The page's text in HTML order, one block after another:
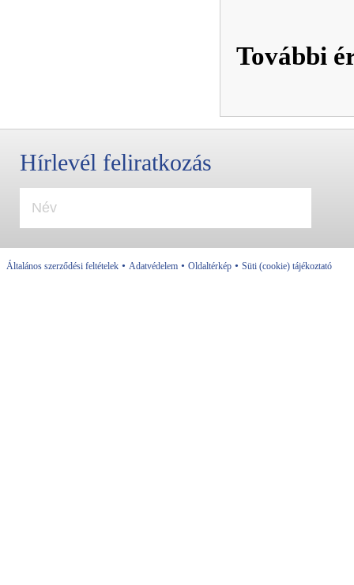
További
Hírlevél feliratkozás
Általános szerződési feltételek • Adatvédelem • Oldaltérkép • Süti (cookie) tájékoztató